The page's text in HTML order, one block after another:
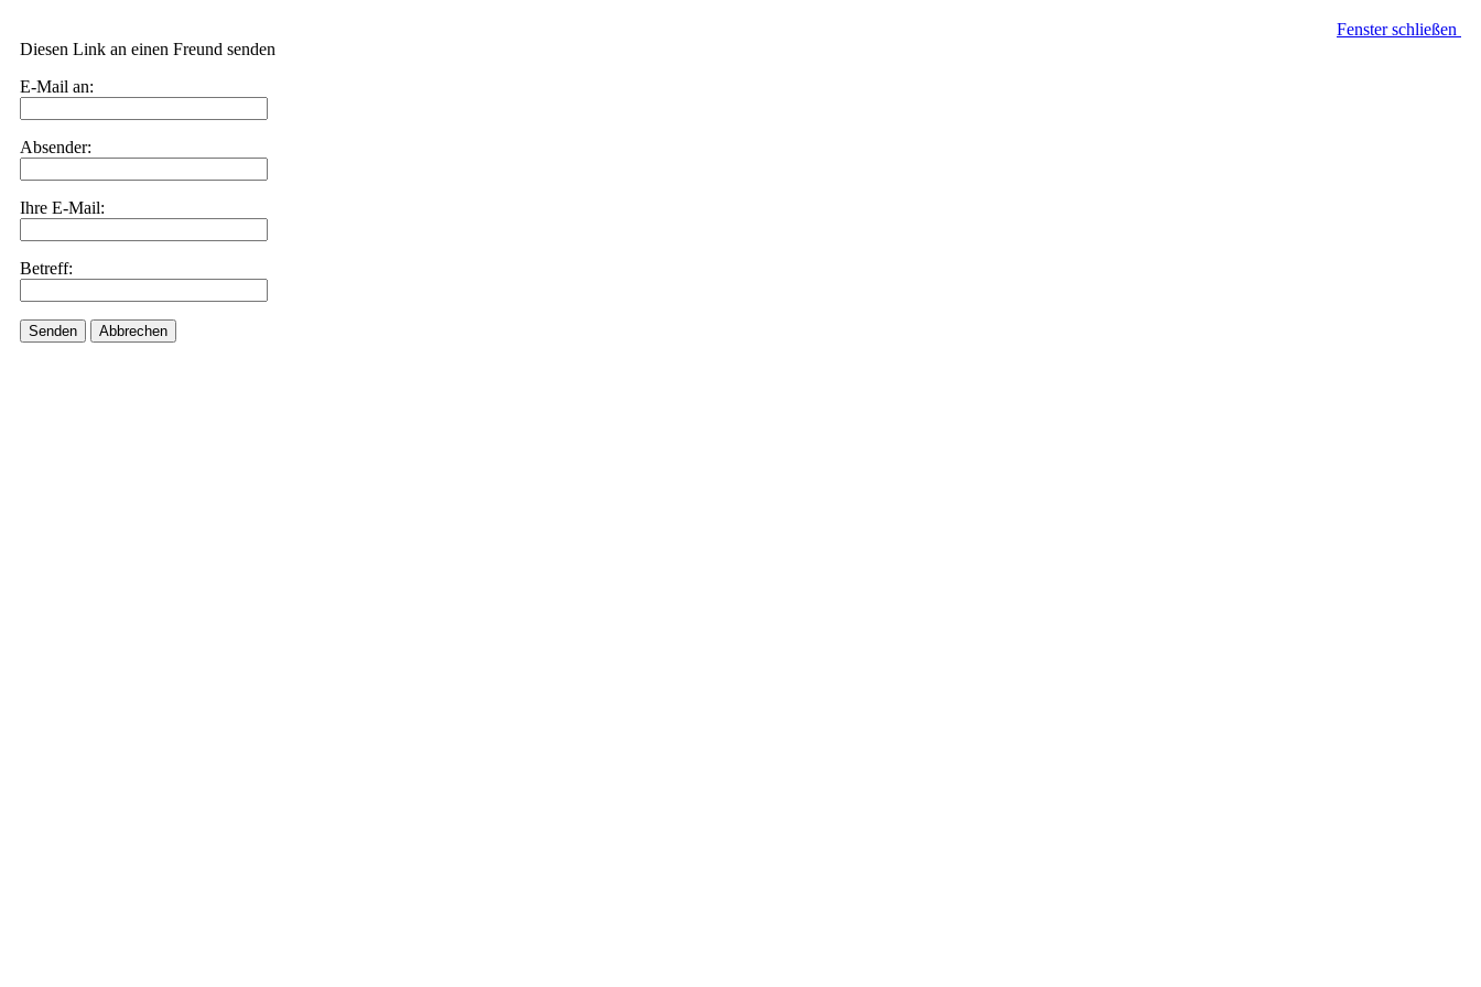
Fenster schließen
Diesen Link an einen Freund senden
E-Mail an:
Absender:
Ihre E-Mail:
Betreff:
Senden Abbrechen